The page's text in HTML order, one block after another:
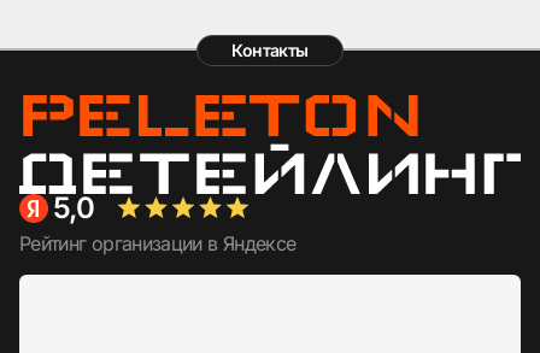
Контакты
5,0
Рейтинг организации в Яндексе